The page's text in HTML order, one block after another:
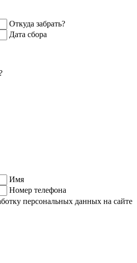
Откуда забрать?
Дата сбора
Имя
Номер телефона
персональных данных на сайте